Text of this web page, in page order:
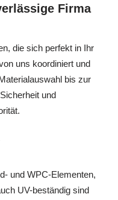
Firma
die sich perfekt in Ihr
uns koordiniert und
bis zur
und
und WPC-Elementen,
UV-beständig sind